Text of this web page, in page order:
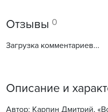
Отзывы 0
Загрузка комментариев...
Описание и
Автор: Карпин Дмитрий,